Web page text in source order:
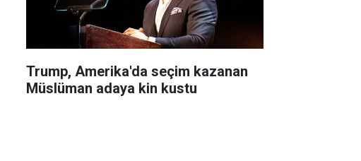
Trump, Amerika'da seçim kazanan
Müslüman adaya kin kustu